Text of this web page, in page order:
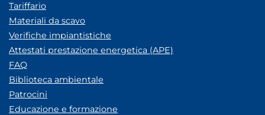
Tariffario
Materiali da scavo
Verifiche impiantistiche
Attestati prestazione energetica (APE)
FAQ
Biblioteca ambientale
Patrocini
Educazione e formazione